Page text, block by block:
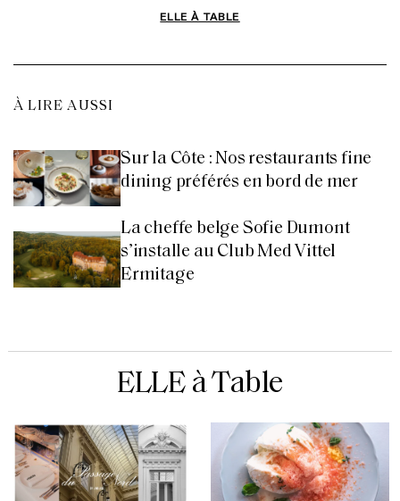
ELLE À TABLE
À LIRE AUSSI
Sur la Côte : Nos restaurants fine
dining préférés en bord de mer
La cheffe belge Sofie Dumont
s’installe au Club Med Vittel
Ermitage
ELLE à Table